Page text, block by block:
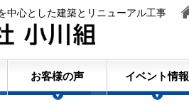
中心とした建築とリニューアル工事
お客様の声 イベント情報